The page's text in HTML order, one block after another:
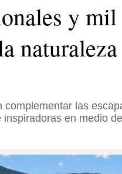
y
complementar las
en medio